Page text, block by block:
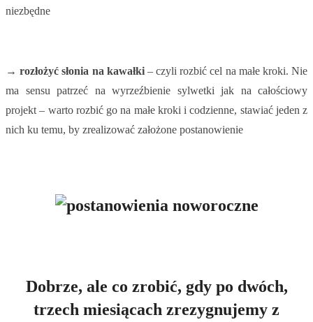
niezbędne
→ rozłożyć słonia na kawałki– czyli rozbić cel na małe kroki. Nie
ma sensu patrzeć na wyrzeźbienie sylwetki jak na całościowy
projekt – warto rozbić go na małe kroki i codzienne, stawiać jeden z
nich ku temu, by zrealizować założone postanowienie
Dobrze, ale co zrobić, gdy po dwóch,
trzech miesiącach zrezygnujemy z